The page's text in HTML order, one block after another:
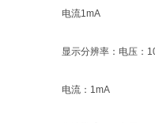
电流1mA
显示分辨率：电压：
电流：1mA